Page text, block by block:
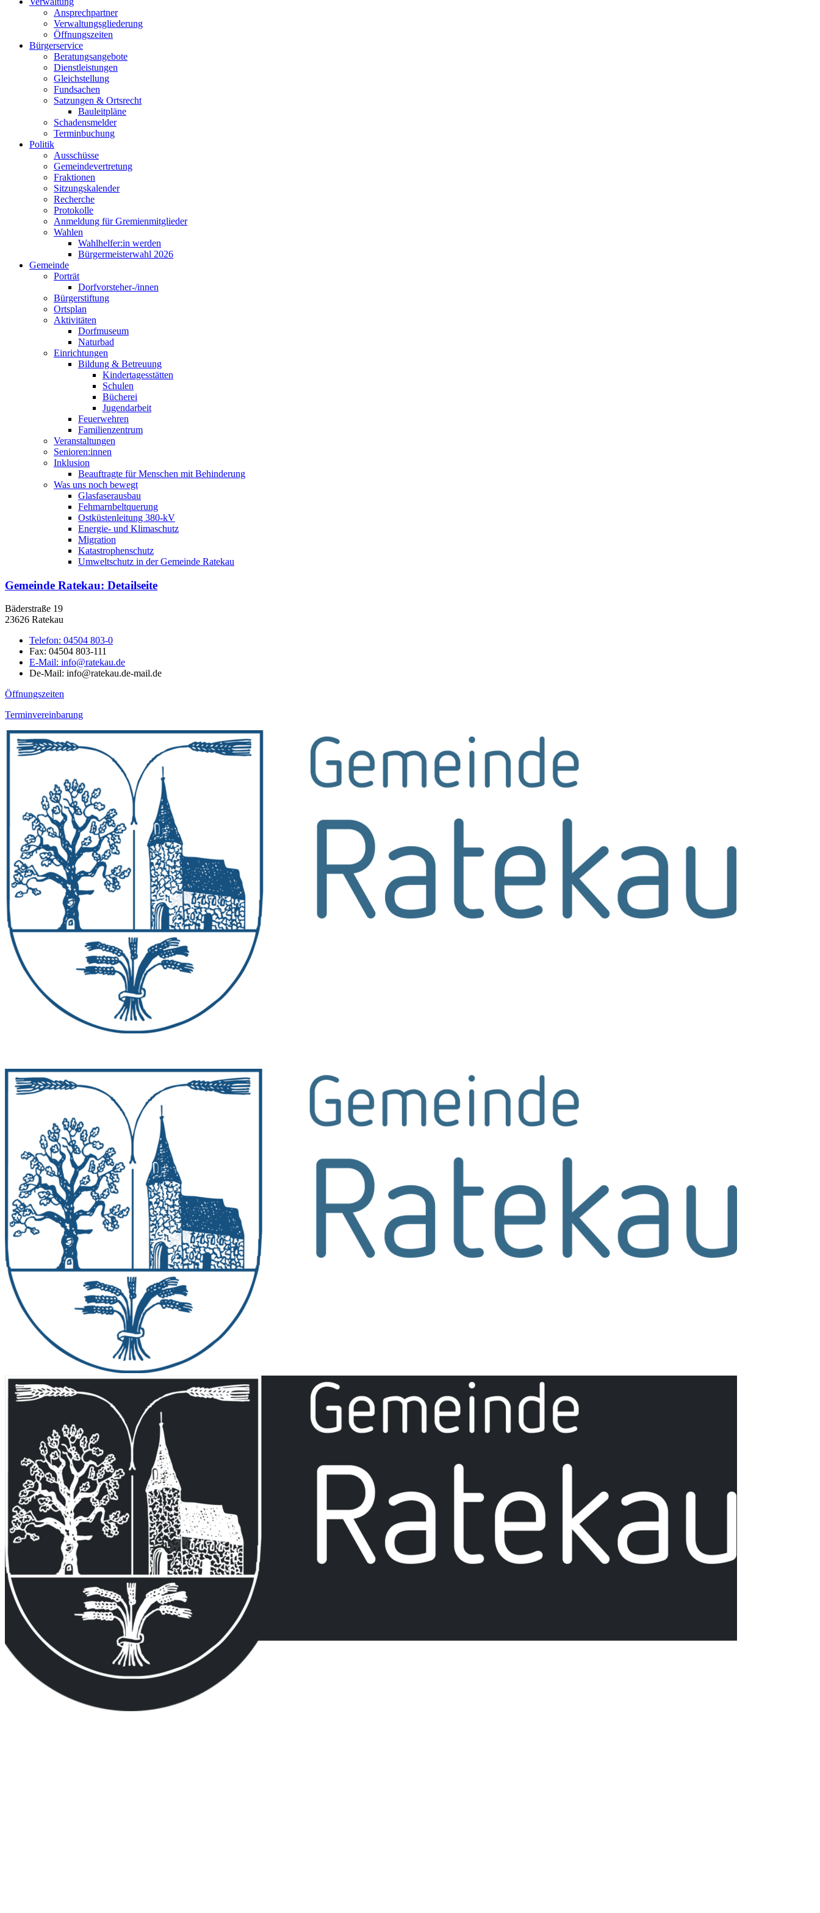
Ansprechpartner
Verwaltungsgliederung
Öffnungszeiten
Bürgerservice
Beratungsangebote
Dienstleistungen
Gleichstellung
Fundsachen
Satzungen & Ortsrecht
Bauleitpläne
Schadensmelder
Terminbuchung
Politik
Ausschüsse
Gemeindevertretung
Fraktionen
Sitzungskalender
Recherche
Protokolle
Anmeldung für Gremienmitglieder
Wahlen
Wahlhelfer:in werden
Bürgermeisterwahl 2026
Gemeinde
Porträt
Dorfvorsteher-/innen
Bürgerstiftung
Ortsplan
Aktivitäten
Dorfmuseum
Naturbad
Einrichtungen
Bildung & Betreuung
Kindertagesstätten
Schulen
Bücherei
Jugendarbeit
Feuerwehren
Familienzentrum
Veranstaltungen
Senioren:innen
Inklusion
Beauftragte für Menschen mit Behinderung
Was uns noch bewegt
Glasfaserausbau
Fehmarnbeltquerung
Ostküstenleitung 380-kV
Energie- und Klimaschutz
Migration
Katastrophenschutz
Umweltschutz in der Gemeinde Ratekau
Gemeinde Ratekau: Detailseite
Bäderstraße 19
23626 Ratekau
Telefon: 04504 803-0
Fax: 04504 803-111
E-Mail: info@ratekau.de
De-Mail: info@ratekau.de-mail.de
Öffnungszeiten
Terminvereinbarung